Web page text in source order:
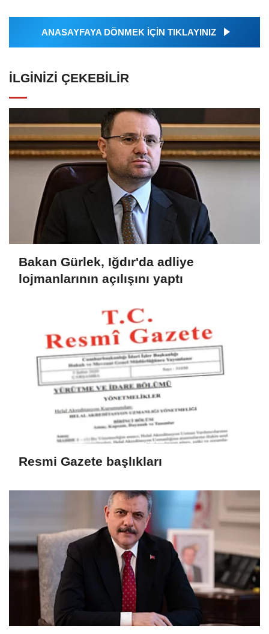
ANASAYFAYA DÖNMEK İÇİN TIKLAYINIZ
İLGINIZI ÇEKEBILIR
Bakan Gürlek, Iğdır'da adliye
lojmanlarının açılışını yaptı
Resmi Gazete başlıkları